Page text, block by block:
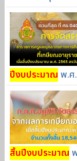
ปีงบประมาณ พ.ศ
สิ้นปีงบประมาณ